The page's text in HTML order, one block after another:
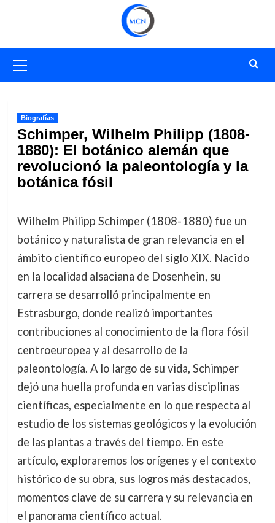
primario
Biografías
Schimper, Wilhelm Philipp (1808-
1880): El botánico alemán que
revolucionó la paleontología y la
botánica fósil
Wilhelm Philipp Schimper (1808-1880) fue un
botánico y naturalista de gran relevancia en el
ámbito científico europeo del siglo XIX. Nacido
en la localidad alsaciana de Dosenhein, su
carrera se desarrolló principalmente en
Estrasburgo, donde realizó importantes
contribuciones al conocimiento de la flora fósil
centroeuropea y al desarrollo de la
paleontología. A lo largo de su vida, Schimper
dejó una huella profunda en varias disciplinas
científicas, especialmente en lo que respecta al
estudio de los sistemas geológicos y la evolución
de las plantas a través del tiempo. En este
artículo, exploraremos los orígenes y el contexto
histórico de su obra, sus logros más destacados,
momentos clave de su carrera y su relevancia en
el panorama científico actual.